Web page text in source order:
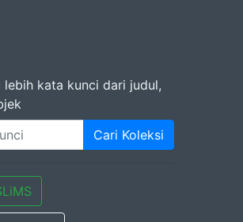
lebih kata kunci dari judul,
Cari Koleksi